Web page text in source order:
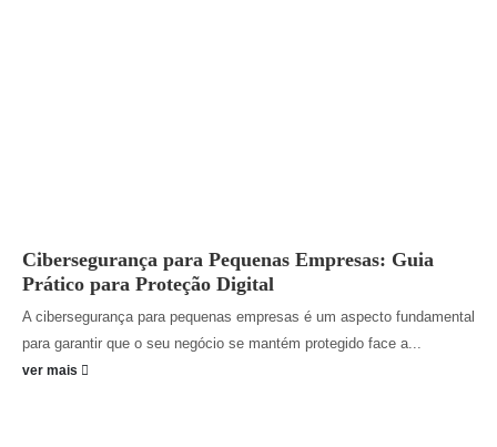
Cibersegurança para Pequenas Empresas: Guia
Prático para Proteção Digital
A cibersegurança para pequenas empresas é um aspecto fundamental
para garantir que o seu negócio se mantém protegido face a...
ver mais